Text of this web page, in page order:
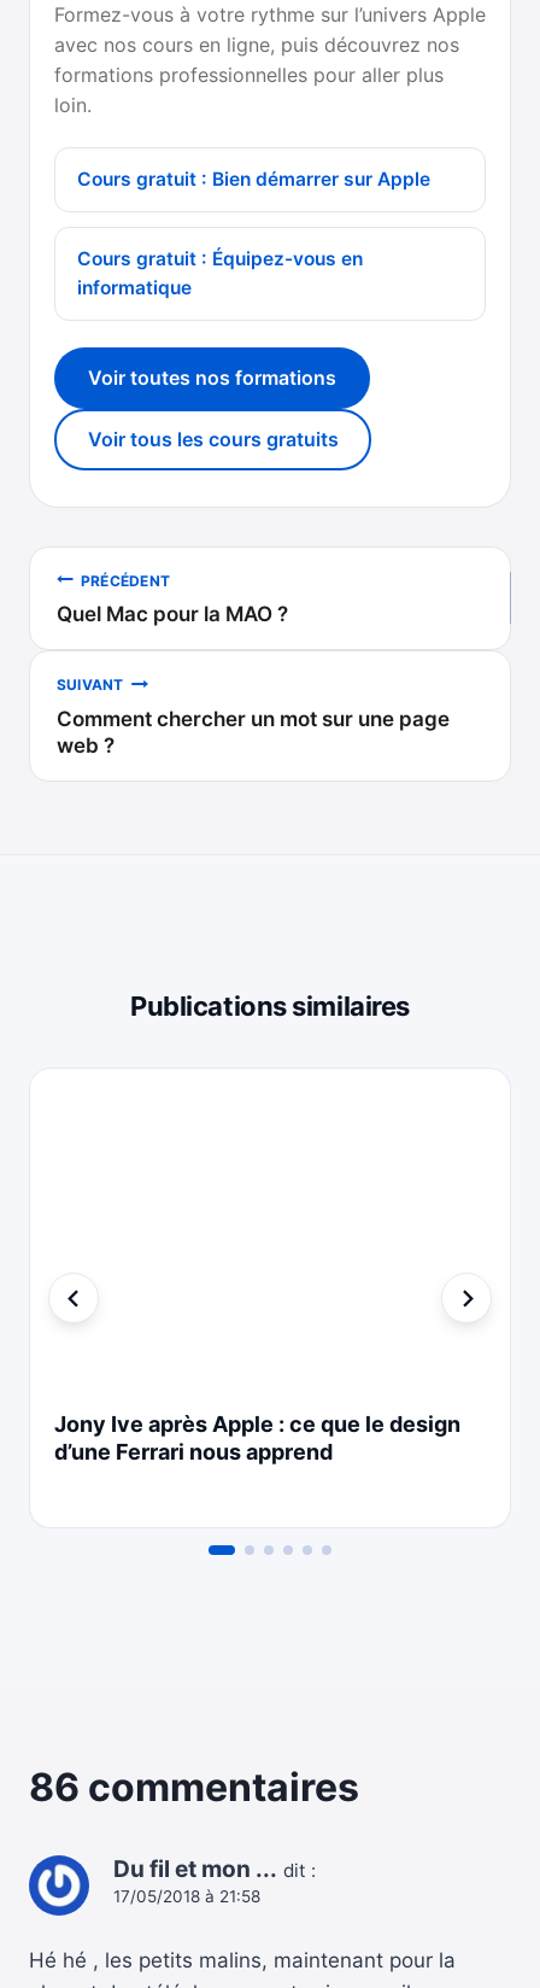
Formez-vous à votre rythme sur l’univers Apple
avec nos cours en ligne, puis découvrez nos
formations professionnelles pour aller plus
loin.
Cours gratuit : Bien démarrer sur Apple
Cours gratuit : Équipez-vous en
informatique
Voir toutes nos formations
Voir tous les cours gratuits
Navigation
de
l’article
PRÉCÉDENT
Quel Mac pour la MAO ?
SUIVANT
Comment chercher un mot sur une page
web ?
Publications similaires
Jony Ive après Apple : ce que le design
d’une Ferrari nous apprend
86 commentaires
Du fil et mon ... dit :
17/05/2018 à 21:58
Hé hé , les petits malins, maintenant pour la